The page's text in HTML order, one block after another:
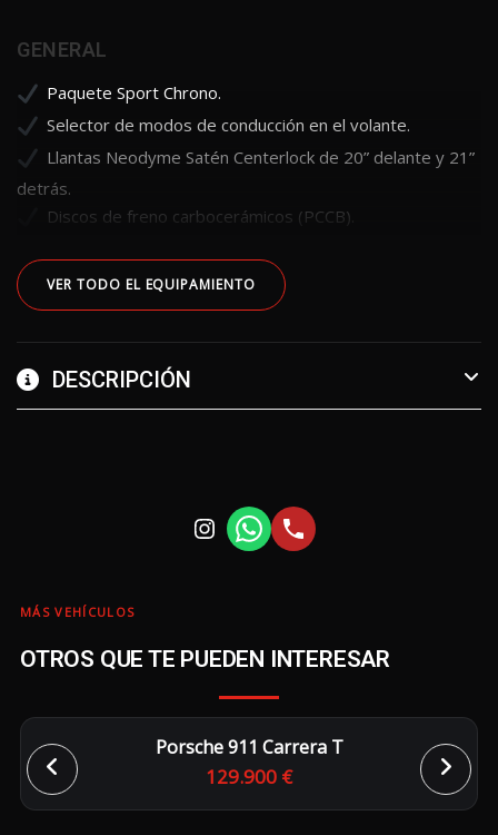
GENERAL
Paquete Sport Chrono.
Selector de modos de conducción en el volante.
Llantas Neodyme Satén Centerlock de 20” delante y 21”
detrás.
Discos de freno carbocerámicos (PCCB).
VER TODO EL EQUIPAMIENTO
DESCRIPCIÓN
MÁS VEHÍCULOS
OTROS QUE TE PUEDEN INTERESAR
Porsche 911 Carrera T
129.900 €